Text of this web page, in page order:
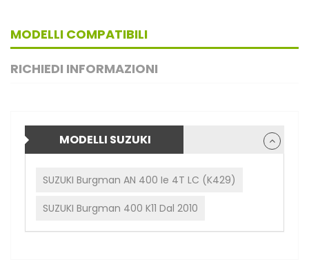
MODELLI COMPATIBILI
RICHIEDI INFORMAZIONI
MODELLI SUZUKI
SUZUKI Burgman AN 400 Ie 4T LC (K429)
SUZUKI Burgman 400 K11 Dal 2010